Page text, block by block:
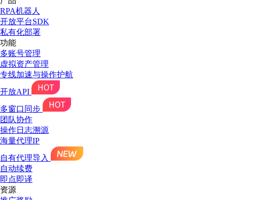
RPA机器人
开放平台SDK
私有化部署
功能
多账号管理
虚拟资产管理
专线加速与操作护航
开放API
多窗口同步
团队协作
操作日志溯源
海量代理IP
自有代理导入
自动续费
即点即译
资源